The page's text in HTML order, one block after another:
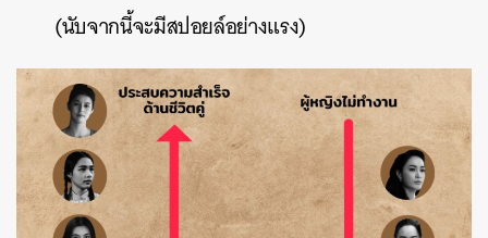
(นับจากนี้จะมีสปอยล์อย่างแรง)